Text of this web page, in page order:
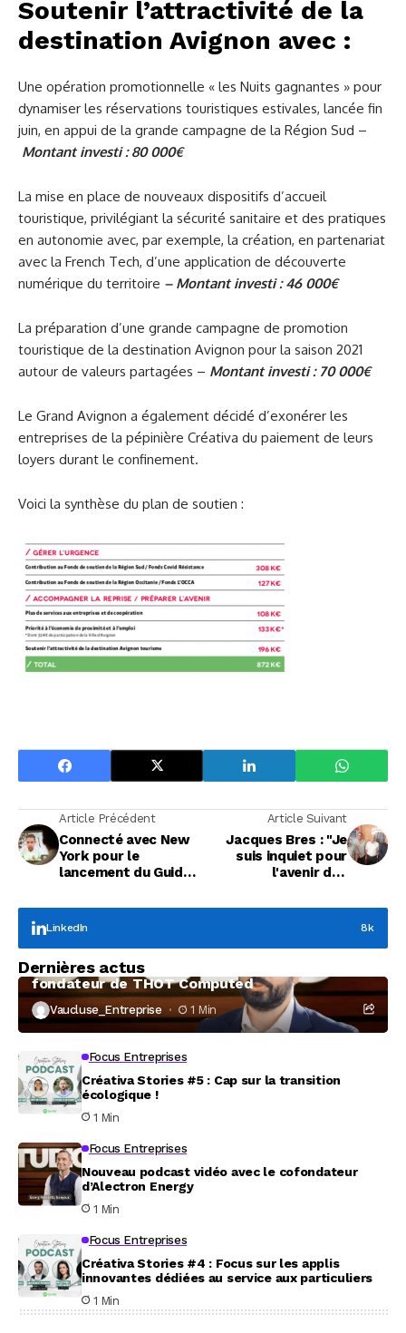
Soutenir l’attractivité de la
destination Avignon avec :
Une opération promotionnelle « les Nuits gagnantes » pour
dynamiser les réservations touristiques estivales, lancée fin
juin, en appui de la grande campagne de la Région Sud –
Montant investi : 80 000€
La mise en place de nouveaux dispositifs d’accueil
touristique, privilégiant la sécurité sanitaire et des pratiques
en autonomie avec, par exemple, la création, en partenariat
avec la French Tech, d’une application de découverte
numérique du territoire – Montant investi : 46 000€
La préparation d’une grande campagne de promotion
touristique de la destination Avignon pour la saison 2021
autour de valeurs partagées – Montant investi : 70 000€
Le Grand Avignon a également décidé d’exonérer les
entreprises de la pépinière Créativa du paiement de leurs
loyers durant le confinement.
Voici la synthèse du plan de soutien :
Article Précédent
Connecté avec New
York pour le
lancement du Guide
Article Suivant
Jacques Bres : "Je
suis inquiet pour
l'avenir des
département"
LinkedIn 8k
Dernières actus
À la rencontre de Christophe Coeffier, dirigeant
fondateur de THOT Computed
Vaucluse_Entreprise 1 Min
Focus Entreprises
Créativa Stories #5 : Cap sur la transition
écologique !
1 Min
Focus Entreprises
Nouveau podcast vidéo avec le cofondateur
d’Alectron Energy
1 Min
Focus Entreprises
Créativa Stories #4 : Focus sur les applis
innovantes dédiées au service aux particuliers
1 Min